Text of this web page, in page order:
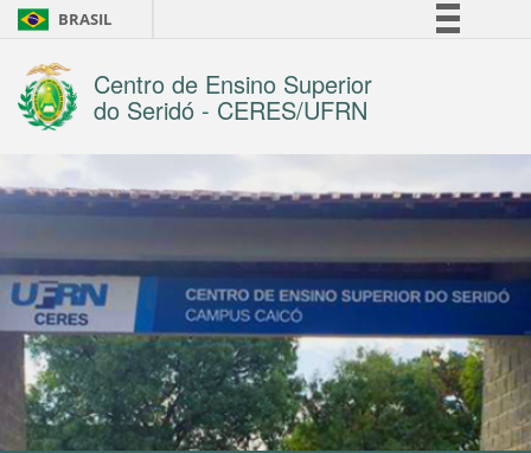
BRASIL
Comunica BR
Legislação
Centro de Ensino Superior
do Seridó - CERES/UFRN